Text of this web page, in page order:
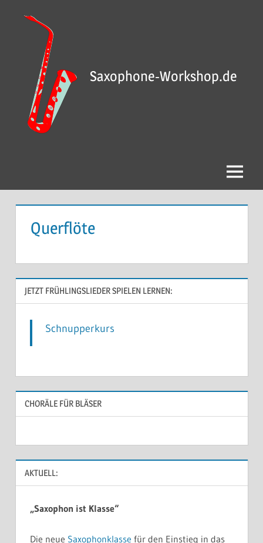
Saxophone-Workshop.de
Querflöte
JETZT FRÜHLINGSLIEDER SPIELEN LERNEN:
Schnupperkurs
CHORÄLE FÜR BLÄSER
AKTUELL:
„Saxophon ist Klasse“
Die neue Saxophonklasse für den Einstieg in das